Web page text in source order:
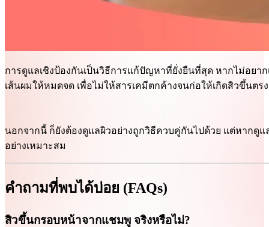
การดูแลเชิงป้องกันเป็นวิธีการแก้ปัญหาที่ยั่งยืนที่สุด หากไม่อย
เส้นผมให้หมดจด เพื่อไม่ให้สารเคมีตกค้างจนก่อให้เกิดสิวขึ้นต
นอกจากนี้ ก็ยังต้องดูแลผิวอย่างถูกวิธีควบคู่กันไปด้วย แต่หากดู
อย่างเหมาะสม
คำถามที่พบได้บ่อย (FAQs)
สิวขึ้นกรอบหน้าจากแชมพู จริงหรือไม่?